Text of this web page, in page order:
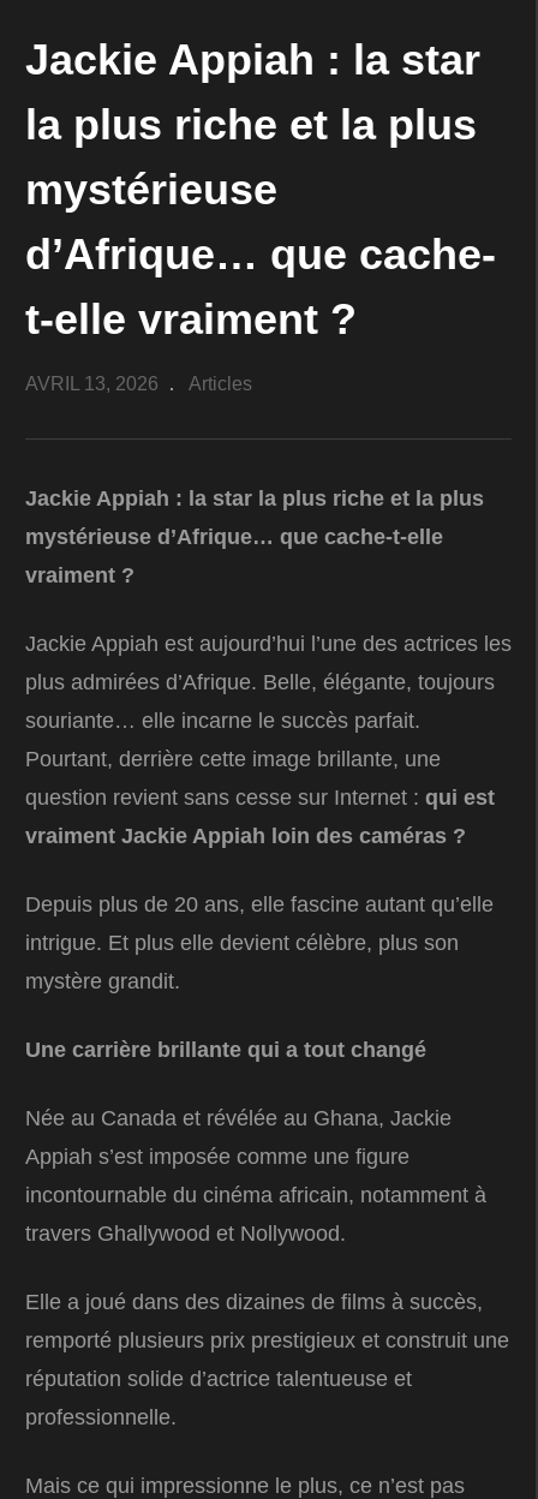
Jackie Appiah : la star
la plus riche et la plus
mystérieuse
d’Afrique… que cache-
t-elle vraiment ?
AVRIL 13, 2026 Articles
Jackie Appiah : la star la plus riche et la plus
mystérieuse d’Afrique… que cache-t-elle
vraiment ?
Jackie Appiah est aujourd’hui l’une des actrices les
plus admirées d’Afrique. Belle, élégante, toujours
souriante… elle incarne le succès parfait.
Pourtant, derrière cette image brillante, une
question revient sans cesse sur Internet : qui est
vraiment Jackie Appiah loin des caméras ?
Depuis plus de 20 ans, elle fascine autant qu’elle
intrigue. Et plus elle devient célèbre, plus son
mystère grandit.
Une carrière brillante qui a tout changé
Née au Canada et révélée au Ghana, Jackie
Appiah s’est imposée comme une figure
incontournable du cinéma africain, notamment à
travers Ghallywood et Nollywood.
Elle a joué dans des dizaines de films à succès,
remporté plusieurs prix prestigieux et construit une
réputation solide d’actrice talentueuse et
professionnelle.
Mais ce qui impressionne le plus, ce n’est pas